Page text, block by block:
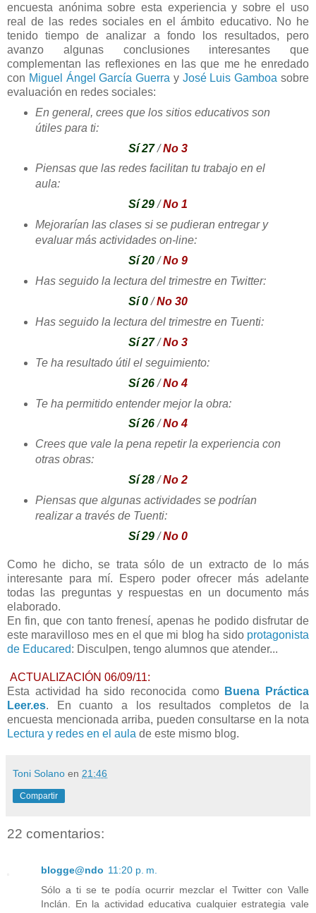
encuesta anónima sobre esta experiencia y sobre el uso
real de las redes sociales en el ámbito educativo. No he
tenido tiempo de analizar a fondo los resultados, pero
avanzo algunas conclusiones interesantes que
complementan las reflexiones en las que me he enredado
con Miguel Ángel García Guerra y José Luis Gamboa sobre
evaluación en redes sociales:
En general, crees que los sitios educativos son
útiles para ti:
Sí 27/No 3
Piensas que las redes facilitan tu trabajo en el
aula:
Sí 29/No 1
Mejorarían las clases si se pudieran entregar y
evaluar más actividades on-line:
Sí 20/No 9
Has seguido la lectura del trimestre en Twitter:
Sí 0/No 30
Has seguido la lectura del trimestre en Tuenti:
Sí 27/No 3
Te ha resultado útil el seguimiento:
Sí 26/No 4
Te ha permitido entender mejor la obra:
Sí 26/No 4
Crees que vale la pena repetir la experiencia con
otras obras:
Sí 28/No 2
Piensas que algunas actividades se podrían
realizar a través de Tuenti:
Sí 29/No 0
Como he dicho, se trata sólo de un extracto de lo más
interesante para mí. Espero poder ofrecer más adelante
todas las preguntas y respuestas en un documento más
elaborado.
En fin, que con tanto frenesí, apenas he podido disfrutar de
este maravilloso mes en el que mi blog ha sido protagonista
de Educared: Disculpen, tengo alumnos que atender...
ACTUALIZACIÓN 06/09/11:
Esta actividad ha sido reconocida como
Buena Práctica
Leer.es. En cuanto a los resultados completos de la
encuesta mencionada arriba, pueden consultarse en la nota
Lectura y redes en el aula de este mismo blog.
Toni Solano en 21:46
Compartir
22 comentarios:
blogge@ndo 11:20 p. m.
Sólo a ti se te podía ocurrir mezclar el Twitter con Valle
Inclán. En la actividad educativa cualquier estrategia vale